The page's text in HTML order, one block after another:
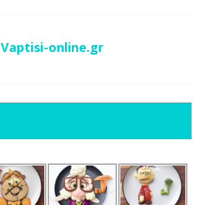
Vaptisi-online.gr